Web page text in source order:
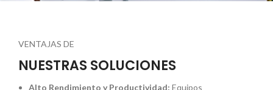
VENTAJAS DE
NUESTRAS SOLUCIONES
Alto Rendimiento y Productividad: Equipos